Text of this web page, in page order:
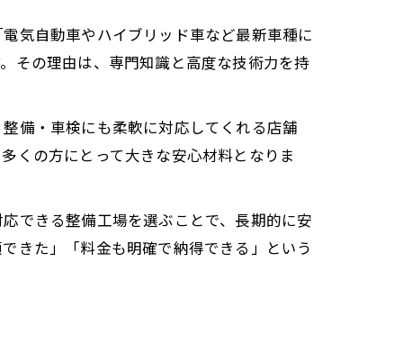
理由
気自動車やハイブリッド車など最新車種に
その理由は、専門知識と高度な技術力を持
備・車検にも柔軟に対応してくれる店舗
くの方にとって大きな安心材料となりま
できる整備工場を選ぶことで、長期的に安
きた」「料金も明確で納得できる」という